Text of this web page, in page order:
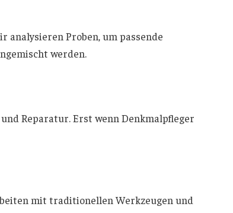
analysieren Proben, um passende
werden.
Reparatur. Erst wenn Denkmalpfleger
mit traditionellen Werkzeugen und